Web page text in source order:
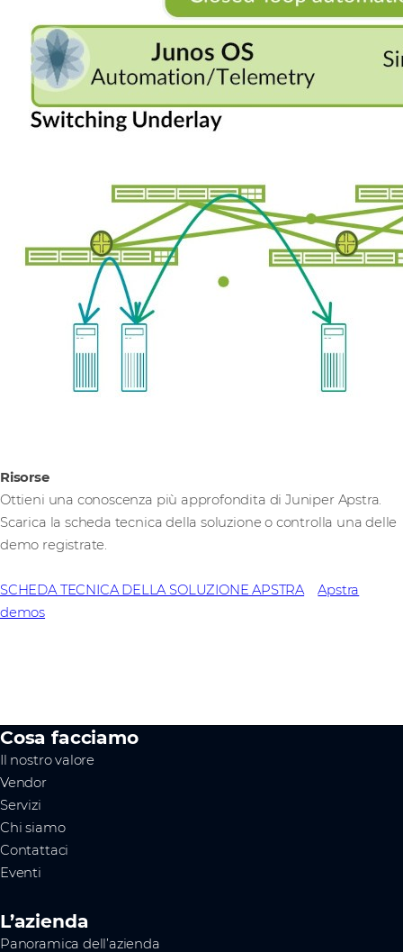
Risorse
Ottieni una conoscenza più approfondita di Juniper Apstra.
Scarica la scheda tecnica della soluzione o controlla una delle
demo registrate.
SCHEDA TECNICA DELLA SOLUZIONE APSTRA
Apstra
demos
Cosa facciamo
Il nostro valore
Vendor
Servizi
Chi siamo
Contattaci
Eventi
L’azienda
Panoramica dell’azienda